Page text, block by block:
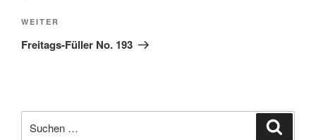
Nächster
Beitrag
WEITER
Freitags-Füller No. 193
nach: